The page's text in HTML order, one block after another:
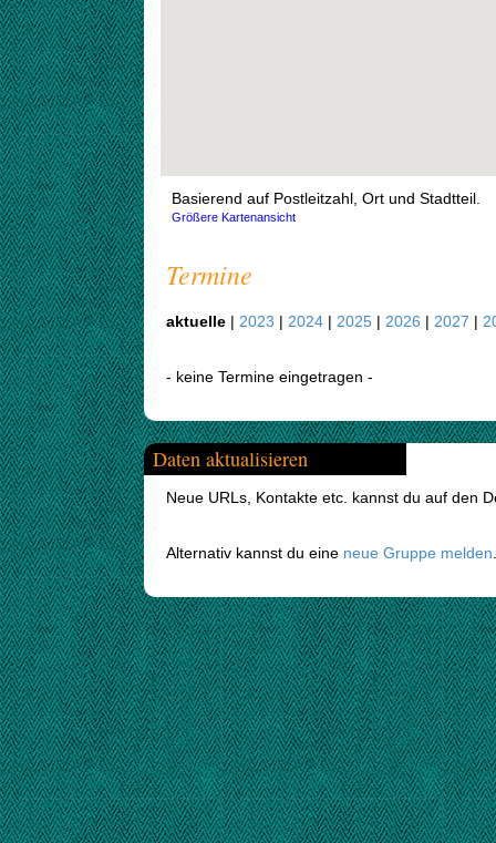
Basierend auf Postleitzahl, Ort und Stadtteil.
Größere Kartenansicht
Termine
aktuelle | 2023 | 2024 | 2025 | 2026 | 2027 |
- keine Termine eingetragen -
Daten aktualisieren
Neue URLs, Kontakte etc. kannst du auf den
Alternativ kannst du eine neue Gruppe melden